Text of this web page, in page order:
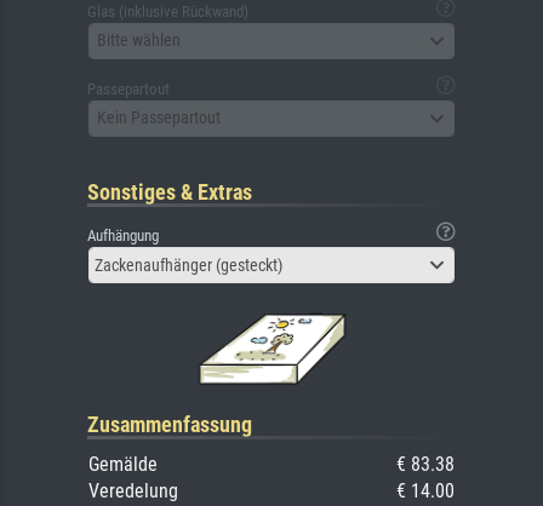
Glas (inklusive Rückwand)
Bitte wählen
Passepartout
Kein Passepartout
Sonstiges & Extras
Aufhängung
Zackenaufhänger (gesteckt)
Zusammenfassung
Gemälde
€ 83.38
Veredelung
€ 14.00